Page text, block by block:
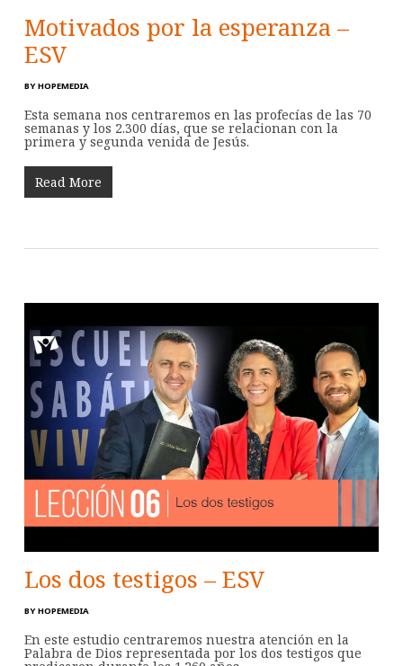
Motivados por la esperanza –
ESV
BY HOPEMEDIA
Esta semana nos centraremos en las profecías de las 70
semanas y los 2.300 días, que se relacionan con la
primera y segunda venida de Jesús.
Read More
Los dos testigos – ESV
BY HOPEMEDIA
En este estudio centraremos nuestra atención en la
Palabra de Dios representada por los dos testigos que